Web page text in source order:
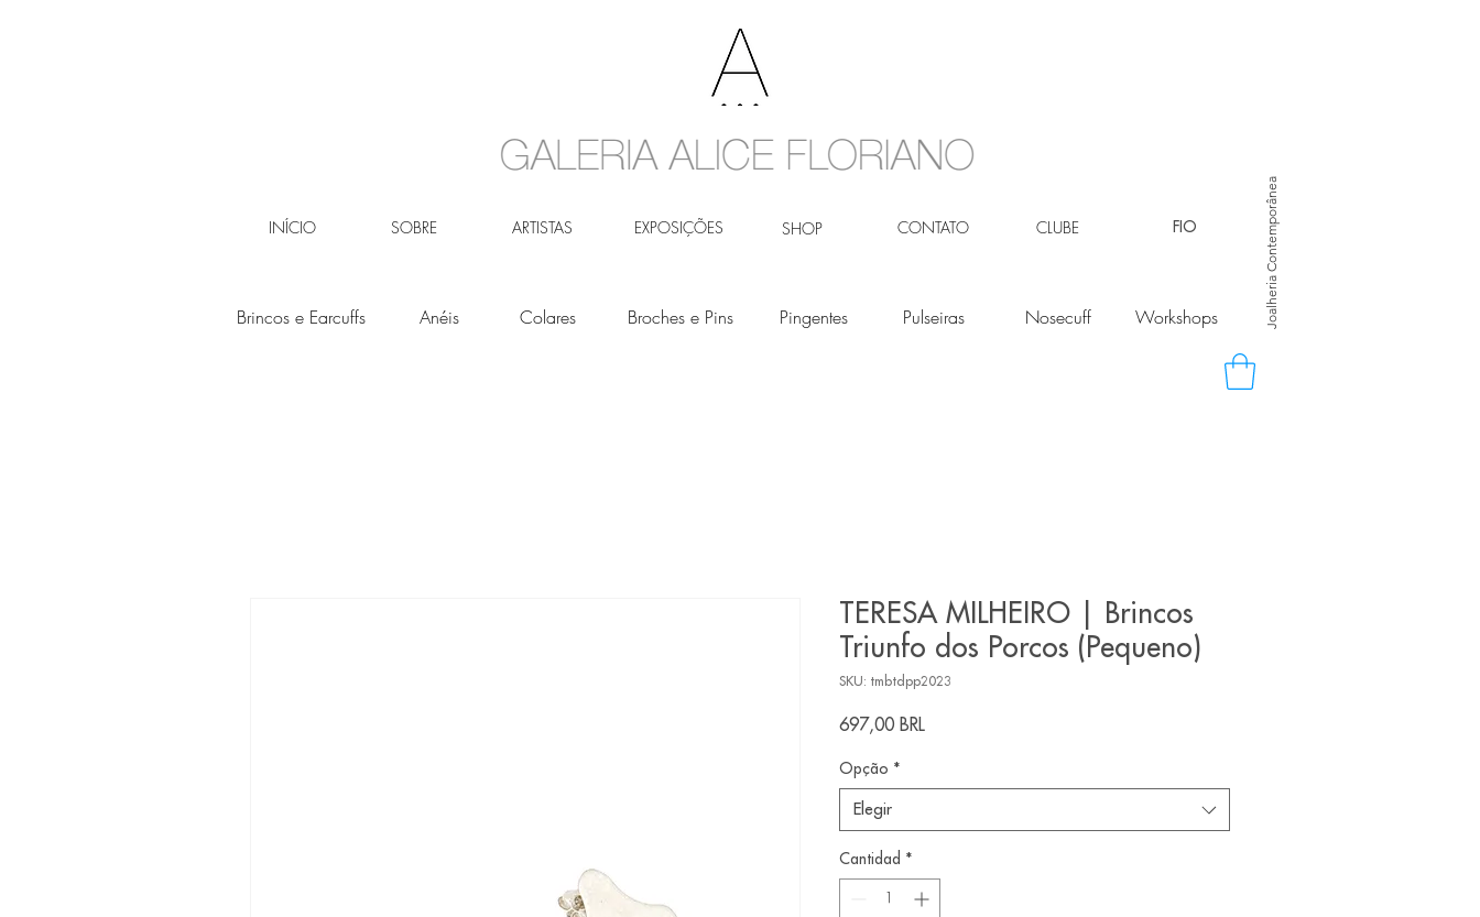
INÍCIO SOBRE ARTISTAS EXPOSIÇÕES SHOP CONTATO CLUBE Joalheria Contemporânea
FIO
Brincos e Earcuffs Anéis Colares Broches e Pins Pingentes Pulseiras Nosecuff Workshops
TERESA MILHEIRO | Brincos
Triunfo dos Porcos (Pequeno)
SKU: tmbtdpp2023
697,00 BRLPrecio
Opção *
Elegir
Cantidad *